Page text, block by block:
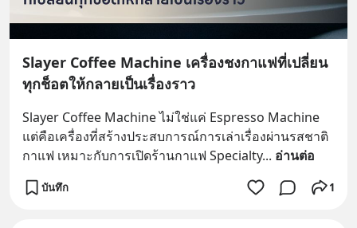
Slayer Coffee Machine เครื่องชงกาแฟที่เปลี่ยน
ทุกช็อตให้กลายเป็นเรื่องราว
Slayer Coffee Machine ไม่ใช่แค่ Espresso Machine
แต่คือเครื่องที่สร้างประสบการณ์การเล่าเรื่องผ่านรสชาติ
กาแฟ เหมาะกับการเปิดร้านกาแฟ Specialty... อ่านต่อ
บันทึก 1